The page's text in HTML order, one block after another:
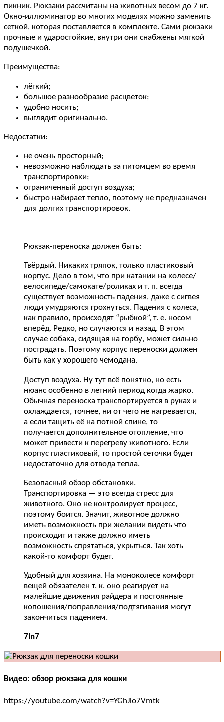
пикник. Рюкзаки рассчитаны на животных весом до 7 кг.
Окно-иллюминатор во многих моделях можно заменить
сеткой, которая поставляется в комплекте. Сами рюкзаки
прочные и ударостойкие, внутри они снабжены мягкой
подушечкой.
Преимущества:
лёгкий;
большое разнообразие расцветок;
удобно носить;
выглядит оригинально.
Недостатки:
не очень просторный;
невозможно наблюдать за питомцем во время
транспортировки;
ограниченный доступ воздуха;
быстро набирает тепло, поэтому не предназначен
для долгих транспортировок.
Рюкзак-переноска должен быть:
Твёрдый. Никаких тряпок, только пластиковый
корпус. Дело в том, что при катании на колесе/
велосипеде/самокате/роликах и т. п. всегда
существует возможность падения, даже с сигвея
люди умудряются грохнуться. Падения с колеса,
как правило, происходят “рыбкой”, т. е. носом
вперёд. Редко, но случаются и назад. В этом
случае собака, сидящая на горбу, может сильно
пострадать. Поэтому корпус переноски должен
быть как у хорошего чемодана.
Доступ воздуха. Ну тут всё понятно, но есть
нюанс особенно в летний период когда жарко.
Обычная переноска транспортируется в руках и
охлаждается, точнее, ни от чего не нагревается,
а если тащить её на потной спине, то
получается дополнительное отопление, что
может привести к перегреву животного. Если
корпус пластиковый, то простой сеточки будет
недостаточно для отвода тепла.
Безопасный обзор обстановки.
Транспортировка — это всегда стресс для
животного. Оно не контролирует процесс,
поэтому боится. Значит, животное должно
иметь возможность при желании видеть что
происходит и также должно иметь
возможность спрятаться, укрыться. Так хоть
какой-то комфорт будет.
Удобный для хозяина. На моноколесе комфорт
вещей обязателен т. к. оно реагирует на
малейшие движения райдера и постоянные
копошения/поправления/подтягивания могут
закончиться падением.
7ln7
Видео: обзор рюкзака для кошки
https://youtube.com/watch?v=YGhJlo7Vmtk